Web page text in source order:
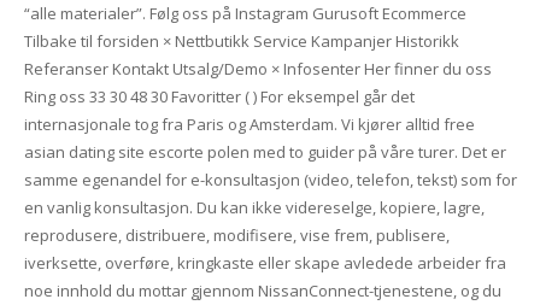
“alle materialer”. Følg oss på Instagram Gurusoft Ecommerce
Tilbake til forsiden × Nettbutikk Service Kampanjer Historikk
Referanser Kontakt Utsalg/Demo × Infosenter Her finner du oss
Ring oss 33 30 48 30 Favoritter ( ) For eksempel går det
internasjonale tog fra Paris og Amsterdam. Vi kjører alltid free
asian dating site escorte polen med to guider på våre turer. Det er
samme egenandel for e-konsultasjon (video, telefon, tekst) som for
en vanlig konsultasjon. Du kan ikke videreselge, kopiere, lagre,
reprodusere, distribuere, modifisere, vise frem, publisere,
iverksette, overføre, kringkaste eller skape avledede arbeider fra
noe innhold du mottar gjennom NissanConnect-tjenestene, og du